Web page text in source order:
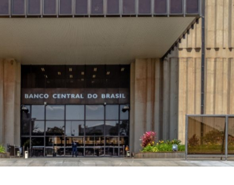
Ver todos Ver todos